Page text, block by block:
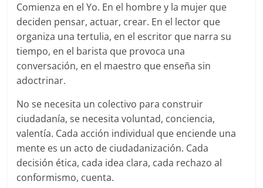
Comienza en el Yo. En el hombre y la mujer que
deciden pensar, actuar, crear. En el lector que
organiza una tertulia, en el escritor que narra su
tiempo, en el barista que provoca una
conversación, en el maestro que enseña sin
adoctrinar.
No se necesita un colectivo para construir
ciudadanía, se necesita voluntad, conciencia,
valentía. Cada acción individual que enciende una
mente es un acto de ciudadanización. Cada
decisión ética, cada idea clara, cada rechazo al
conformismo, cuenta.